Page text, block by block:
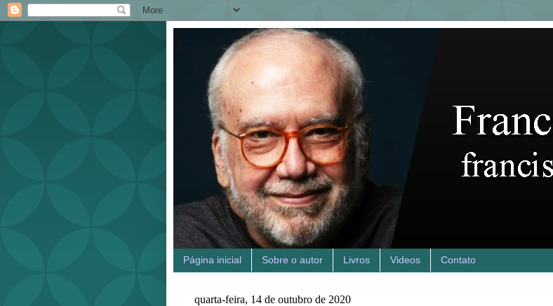
Página inicial Sobre o autor Livros Videos Contato
quarta-feira, 14 de outubro de 2020